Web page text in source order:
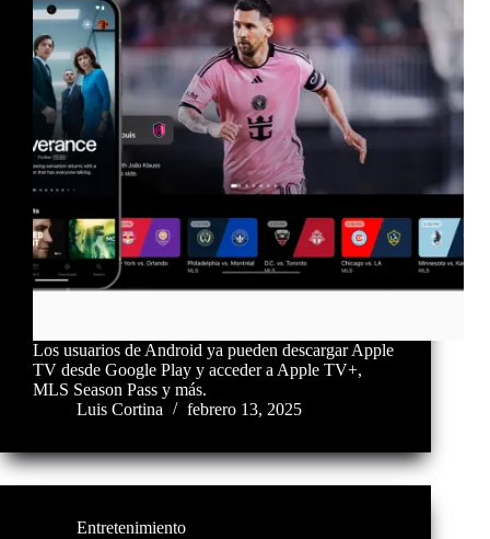
Los usuarios de Android ya pueden descargar Apple
TV desde Google Play y acceder a Apple TV+,
MLS Season Pass y más.
Luis Cortina
febrero 13, 2025
Entretenimiento